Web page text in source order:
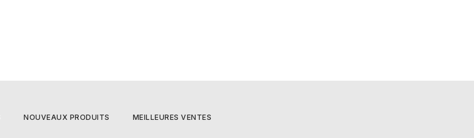
NOUVEAUX PRODUITS MEILLEURES VENTES